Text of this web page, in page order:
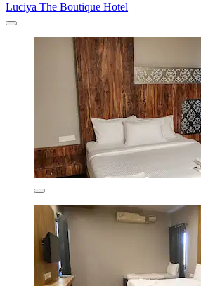
Luciya The Boutique Hotel